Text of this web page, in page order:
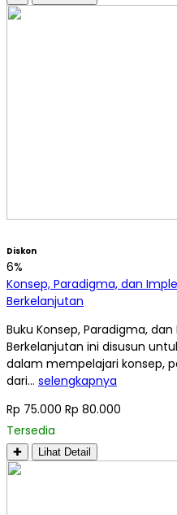
Diskon
6%
Konsep, Paradigma, dan
Berkelanjutan
Buku Konsep, Paradigma,
Berkelanjutan ini disusun
dalam mempelajari konsep,
dari… selengkapnya
Rp 75.000 Rp 80.000
Tersedia
✚ Lihat Detail